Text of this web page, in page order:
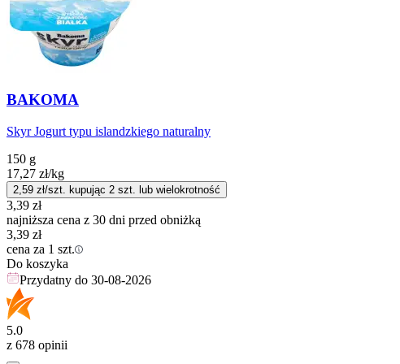
BAKOMA
Skyr Jogurt typu islandzkiego naturalny
150 g
17,27 zł/kg
2,59 zł/szt. kupując 2 szt. lub wielokrotność
3,39 zł
najniższa cena z 30 dni przed obniżką
3,39 zł
cena za 1 szt.
Do koszyka
Przydatny do 30-08-2026
5.0
z 678 opinii